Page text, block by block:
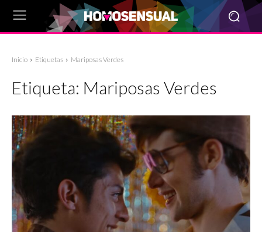
Inicio Etiquetas Mariposas Verdes
Etiqueta: Mariposas Verdes